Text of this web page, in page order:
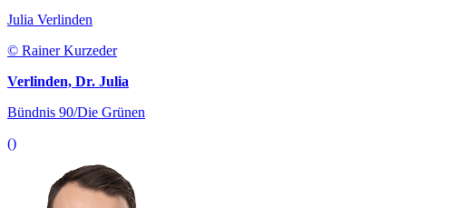
Julia Verlinden
© Rainer Kurzeder
Verlinden, Dr. Julia
Bündnis 90/Die Grünen
()